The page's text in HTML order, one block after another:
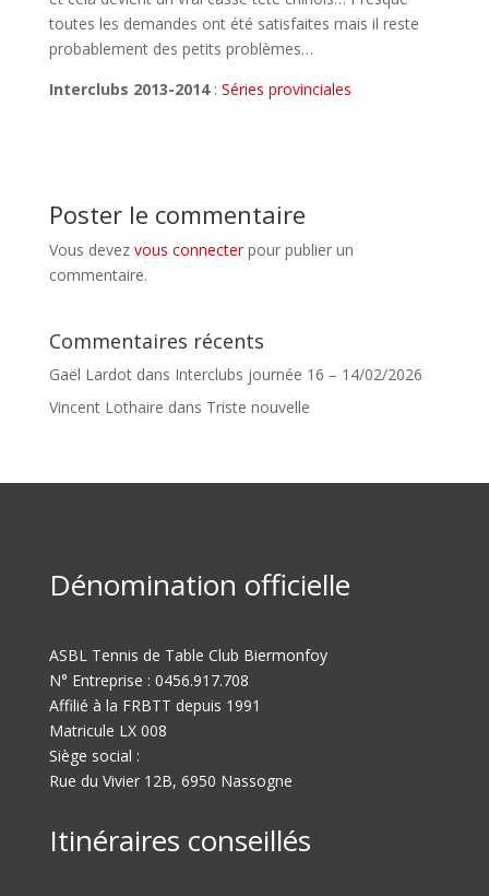
toutes les demandes ont été satisfaites mais il reste
probablement des petits problèmes…
Interclubs 2013-2014: Séries provinciales
Poster le commentaire
Vous devez vous connecterpour publier un
commentaire.
Commentaires récents
Gaël Lardotdans Interclubs journée 16 – 14/02/2026
Vincent Lothaire dans Triste nouvelle
Dénomination officielle
ASBL Tennis de Table Club Biermonfoy
N° Entreprise : 0456.917.708
Affilié à la FRBTT depuis 1991
Matricule LX 008
Siège social :
Rue du Vivier 12B, 6950 Nassogne
Itinéraires conseillés